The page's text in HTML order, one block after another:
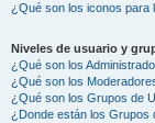
¿Qué son los iconos para
Niveles de usuario y
¿Qué son los
¿Qué son los
¿Qué son los Grupos de
¿Donde están los Grupos